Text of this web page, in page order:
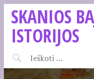
SKANIOS
ISTORIJOS